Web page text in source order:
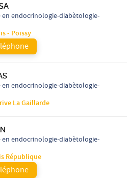
en endocrinologie-diabètologie-
- Poissy
en endocrinologie-diabètologie-
La Gaillarde
en endocrinologie-diabètologie-
République